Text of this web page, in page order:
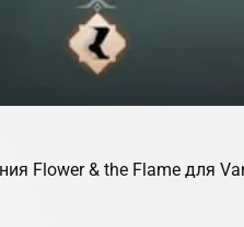
Flower & the Flame для